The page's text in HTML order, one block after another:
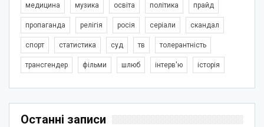
медицина музика освіта політика прайд
пропаганда релігія росія серіали скандал
спорт статистика суд тв толерантність
трансгендер фільми шлюб інтерв'ю історія
Останні записи